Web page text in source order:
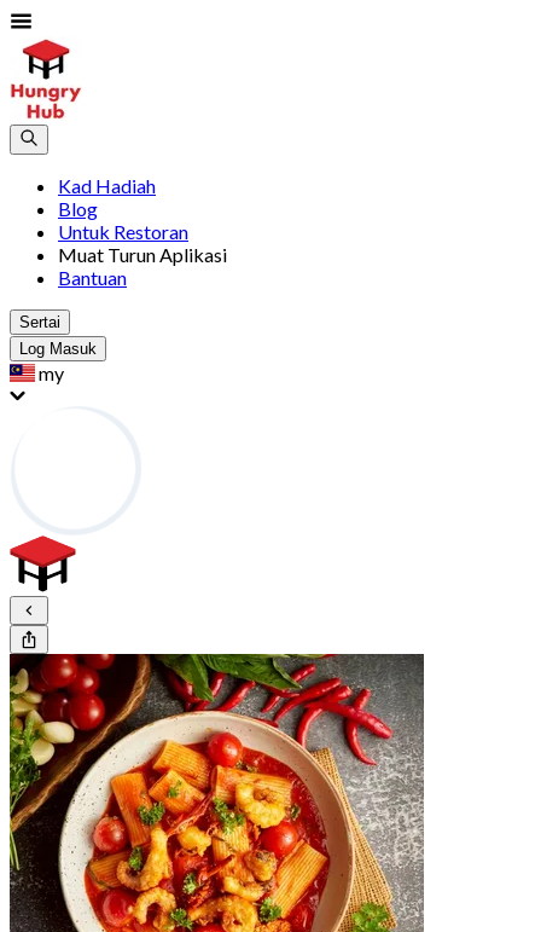
Kad Hadiah
Blog
Untuk Restoran
Muat Turun Aplikasi
Bantuan
Sertai
Log Masuk
my